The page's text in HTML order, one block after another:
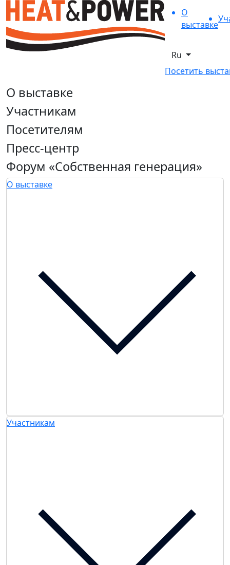
О
выставке
Ru
Посетить
О выставке
Участникам
Посетителям
Пресс-центр
Форум «Собственная генерация»
О выставке
Участникам